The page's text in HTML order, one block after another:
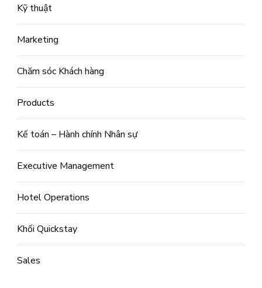
Kỹ thuật
Marketing
Chăm sóc Khách hàng
Products
Kế toán – Hành chính Nhân sự
Executive Management
Hotel Operations
Khối Quickstay
Sales